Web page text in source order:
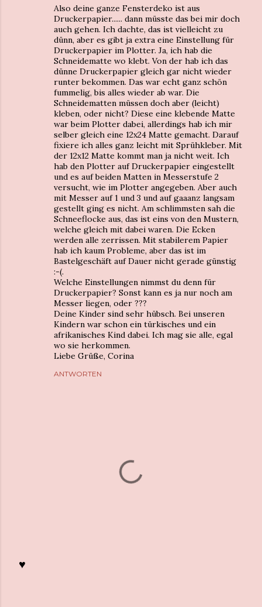
Also deine ganze Fensterdeko ist aus
Druckerpapier...... dann müsste das bei mir doch
auch gehen. Ich dachte, das ist vielleicht zu
dünn, aber es gibt ja extra eine Einstellung für
Druckerpapier im Plotter. Ja, ich hab die
Schneidematte wo klebt. Von der hab ich das
dünne Druckerpapier gleich gar nicht wieder
runter bekommen. Das war echt ganz schön
fummelig, bis alles wieder ab war. Die
Schneidematten müssen doch aber (leicht)
kleben, oder nicht? Diese eine klebende Matte
war beim Plotter dabei, allerdings hab ich mir
selber gleich eine 12x24 Matte gemacht. Darauf
fixiere ich alles ganz leicht mit Sprühkleber. Mit
der 12x12 Matte kommt man ja nicht weit. Ich
hab den Plotter auf Druckerpapier eingestellt
und es auf beiden Matten in Messerstufe 2
versucht, wie im Plotter angegeben. Aber auch
mit Messer auf 1 und 3 und auf gaaanz langsam
gestellt ging es nicht. Am schlimmsten sah die
Schneeflocke aus, das ist eins von den Mustern,
welche gleich mit dabei waren. Die Ecken
werden alle zerrissen. Mit stabilerem Papier
hab ich kaum Probleme, aber das ist im
Bastelgeschäft auf Dauer nicht gerade günstig
:-(.
Welche Einstellungen nimmst du denn für
Druckerpapier? Sonst kann es ja nur noch am
Messer liegen, oder ???
Deine Kinder sind sehr hübsch. Bei unseren
Kindern war schon ein türkisches und ein
afrikanisches Kind dabei. Ich mag sie alle, egal
wo sie herkommen.
Liebe Grüße, Corina
ANTWORTEN
♥